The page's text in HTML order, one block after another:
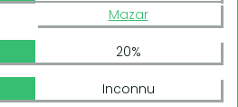
Mazar
20%
Inconnu